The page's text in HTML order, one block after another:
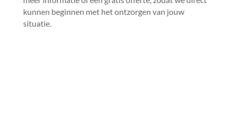
kunnen beginnen met het ontzorgen van jouw
situatie.​